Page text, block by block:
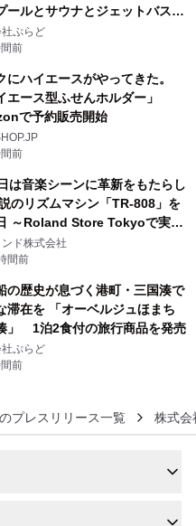
ールとサウナとジェットバス付
Mon Temps AWAJIの連泊
プラン
ぷらど
前
にハイエースがやってきた。
エース型ふせんホルダー」
で予約販売開始
前
は音楽シーンに革新をもたらし
のリズムマシン「TR-808」を
～Roland Store Tokyoで実機
しての 記念キャンペーンを開
ラジオ「NTS」の 特別プログ
ィストを フィーチャーしたアニ
ョンを公開～
ンド株式会社
間前
の歴史が息づく港町・三国湊で
滞在を 「オーベルジュほまち
」 1泊2食付の旅行商品を発売
ぷらど
前
プレスリリース一覧 株式会